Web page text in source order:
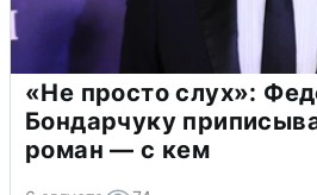
«Не просто слух»:
Бондарчуку
роман — с кем